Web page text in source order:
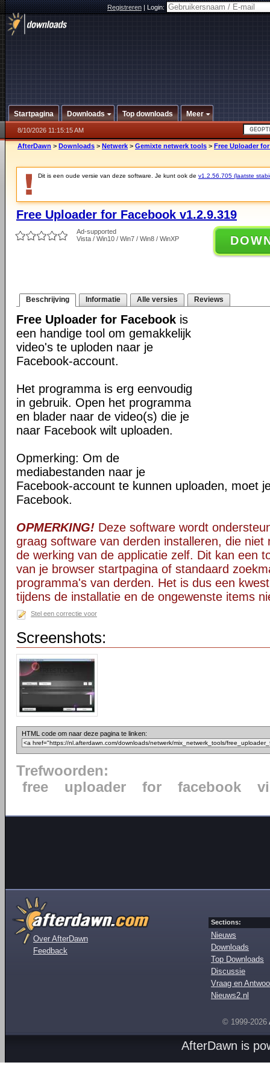
Registreren|Login:
Startpagina Downloads Top downloads Meer
8/10/2026 11:15:15 AM
AfterDawn > Downloads > Netwerk > Gemixte netwerk tools > Free Uploader
Dit is een oude versie van deze software. Je kunt ook de v1.2.56.705 (laatste
Free Uploader for Facebook v1.2.9.319
Ad-supported
Vista / Win10 / Win7 / Win8 / WinXP
Beschrijving Informatie Alle versies Reviews
Free Uploader for Facebook is
een handige tool om gemakkelijk
video's te uploden naar je
Facebook-account.
Het programma is erg eenvoudig
in gebruik. Open het programma
en blader naar de video(s) die je
naar Facebook wilt uploaden.
Opmerking: Om de
mediabestanden naar je
Facebook-account te kunnen uploaden, moet
Facebook.
OPMERKING! Deze software wordt
graag software van derden installeren, die niet
de werking van de applicatie zelf. Dit kan een
van je browser startpagina of standaard
programma's van derden. Het is dus een
tijdens de installatie en de ongewenste items
Stel een correctie voor
Screenshots:
HTML code om naar deze pagina te linken:
Trefwoorden:
free
uploader for facebook
Over AfterDawn
Feedback
Sections:
Nieuws
Downloads
Top Downloads
Discussie
Vraag en
Nieuws2.nl
© 1999-2026
AfterDawn is